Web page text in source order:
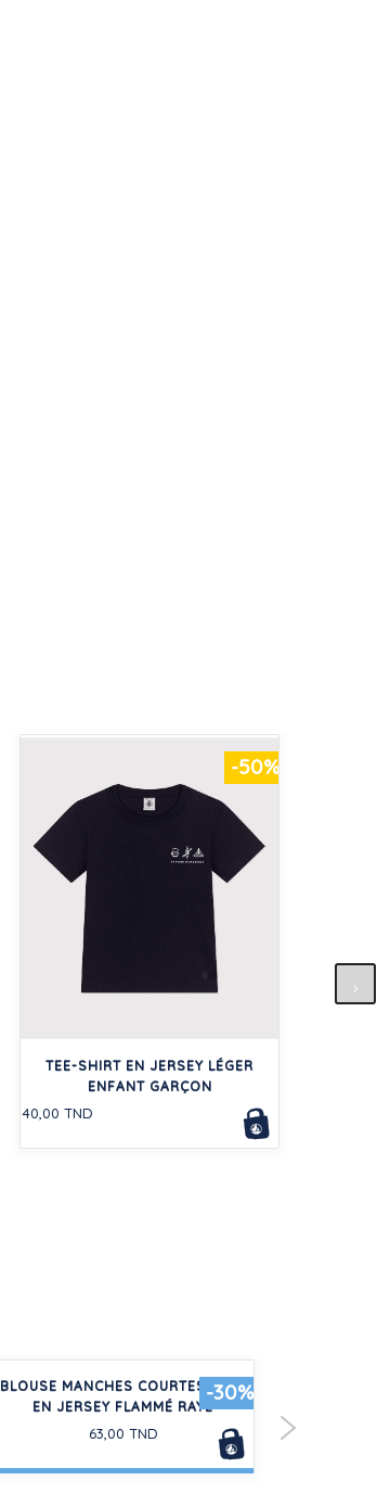
-50%
TEE-SHIRT EN JERSEY LÉGER
ENFANT GARÇON
40,00 TND
-30%
BLOUSE MANCHES COURTES BÉBÉ
EN JERSEY FLAMMÉ RAYÉ
63,00 TND